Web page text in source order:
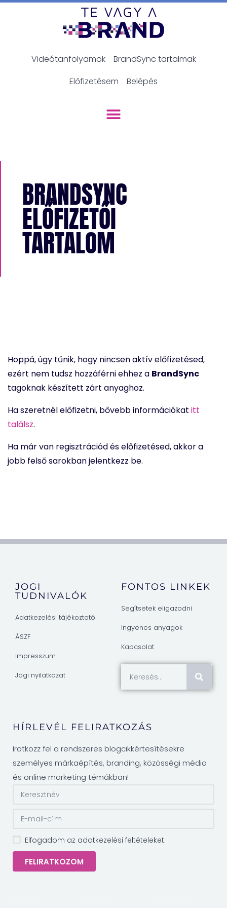
Videótanfolyamok
BrandSync tartalmak
Előfizetésem
Belépés
BRANDSYNC
ELŐFIZETŐI
TARTALOM
Hoppá, úgy tűnik, hogy nincsen aktív előfizetésed,
ezért nem tudsz hozzáférni ehhez a BrandSync
tagoknak készített zárt anyaghoz.
Ha szeretnél előfizetni, bővebb információkat itt
találsz.
Ha már van regisztrációd és előfizetésed, akkor a
jobb felső sarokban jelentkezz be.
JOGI
TUDNIVALÓK
Adatkezelési tájékoztató
ÁSZF
Impresszum
Jogi nyilatkozat
FONTOS LINKEK
Segítsetek eligazodni
Ingyenes anyagok
Kapcsolat
HÍRLEVÉL FELIRATKOZÁS
Iratkozz fel a rendszeres blogcikkértesítésekre
személyes márkaépítés, branding, közösségi média
és online marketing témákban!
Elfogadom az adatkezelési feltételeket.
FELIRATKOZOM